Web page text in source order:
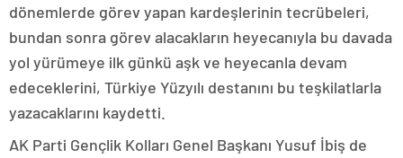
dönemlerde görev yapan kardeşlerinin tecrübeleri,
bundan sonra görev alacakların heyecanıyla bu davada
yol yürümeye ilk günkü aşk ve heyecanla devam
edeceklerini, Türkiye Yüzyılı destanını bu teşkilatlarla
yazacaklarını kaydetti.
AK Parti Gençlik Kolları Genel Başkanı Yusuf İbiş de